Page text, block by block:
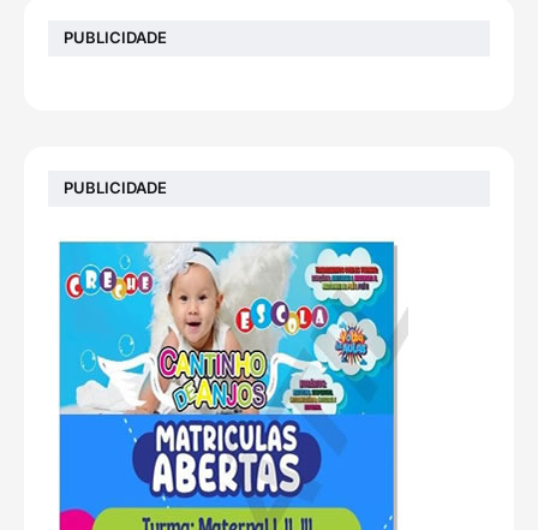
PUBLICIDADE
PUBLICIDADE